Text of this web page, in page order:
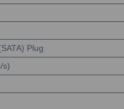
Plug
s)